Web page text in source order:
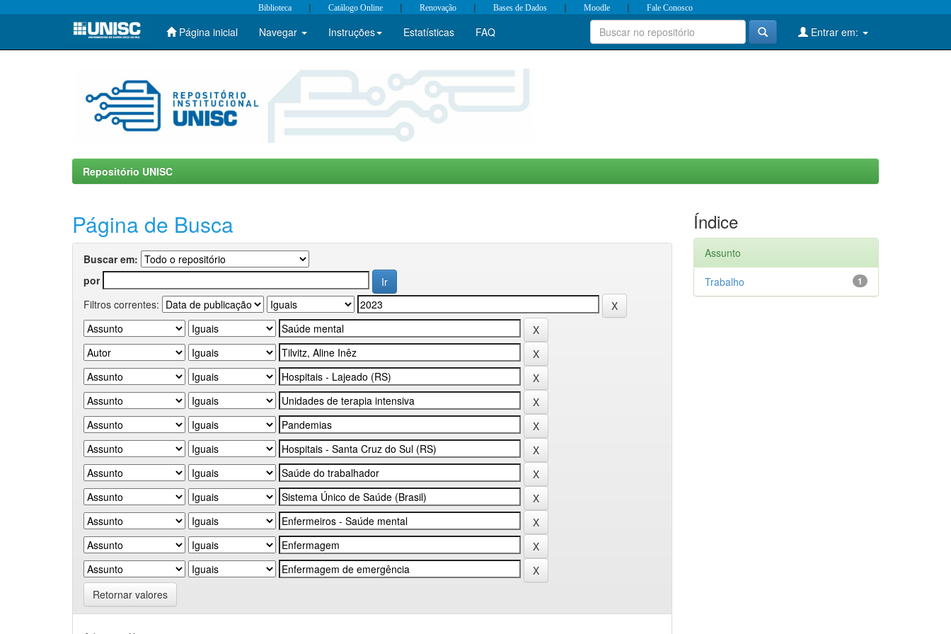
Skip
Biblioteca | Catálogo Online | Renovação | Bases de Dados | Moodle | Fale Conosco
Página inicial Navegar Instruções Estatísticas FAQ Entrar em:
Repositório UNISC
Página de Busca
Buscar em:
por
Filtros correntes:
Retornar valores
Índice
Assunto
1
Trabalho